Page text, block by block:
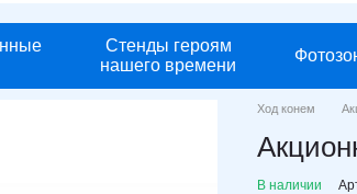
Стенды героям
нашего времени
Ход конем
В наличии